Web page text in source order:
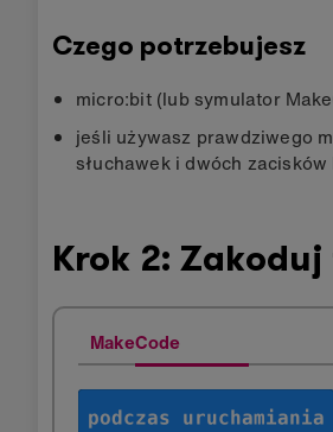
Czego potrzebujesz
micro:bit (lub symulator
jeśli używasz prawdziwego
słuchawek i dwóch
Krok 2: Zakoduj
MakeCode